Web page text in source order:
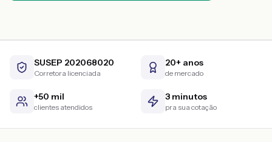
SUSEP 202068020
Corretora licenciada
20+ anos
de mercado
+50 mil
clientes atendidos
3 minutos
pra sua cotação